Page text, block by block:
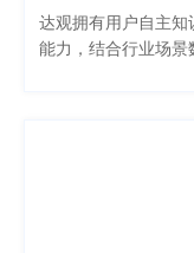
达观拥有用户自主
能力，结合行业场